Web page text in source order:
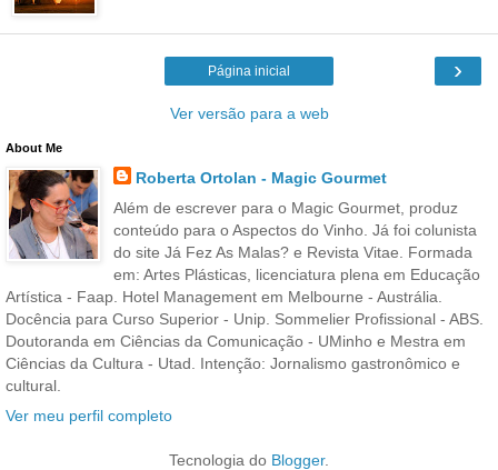
›
Página inicial
Ver versão para a web
About Me
Roberta Ortolan - Magic Gourmet
Além de escrever para o Magic Gourmet, produz
conteúdo para o Aspectos do Vinho. Já foi colunista
do site Já Fez As Malas? e Revista Vitae. Formada
em: Artes Plásticas, licenciatura plena em Educação
Artística - Faap. Hotel Management em Melbourne - Austrália.
Docência para Curso Superior - Unip. Sommelier Profissional - ABS.
Doutoranda em Ciências da Comunicação - UMinho e Mestra em
Ciências da Cultura - Utad. Intenção: Jornalismo gastronômico e
cultural.
Ver meu perfil completo
Tecnologia do Blogger.